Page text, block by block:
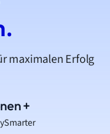
maximalen Erfolg
+